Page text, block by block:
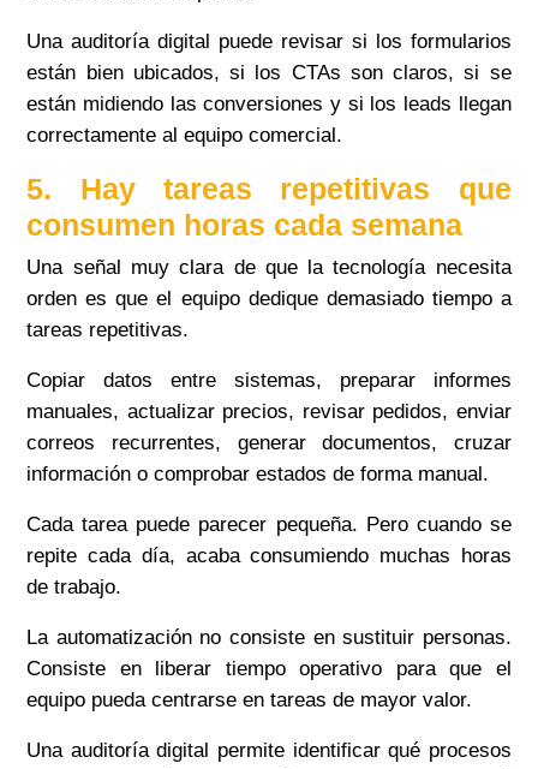
Una auditoría digital puede revisar si los formularios
están bien ubicados, si los CTAs son claros, si se
están midiendo las conversiones y si los leads llegan
correctamente al equipo comercial.
5. Hay tareas repetitivas que
consumen horas cada semana
Una señal muy clara de que la tecnología necesita
orden es que el equipo dedique demasiado tiempo a
tareas repetitivas.
Copiar datos entre sistemas, preparar informes
manuales, actualizar precios, revisar pedidos, enviar
correos recurrentes, generar documentos, cruzar
información o comprobar estados de forma manual.
Cada tarea puede parecer pequeña. Pero cuando se
repite cada día, acaba consumiendo muchas horas
de trabajo.
La automatización no consiste en sustituir personas.
Consiste en liberar tiempo operativo para que el
equipo pueda centrarse en tareas de mayor valor.
Una auditoría digital permite identificar qué procesos